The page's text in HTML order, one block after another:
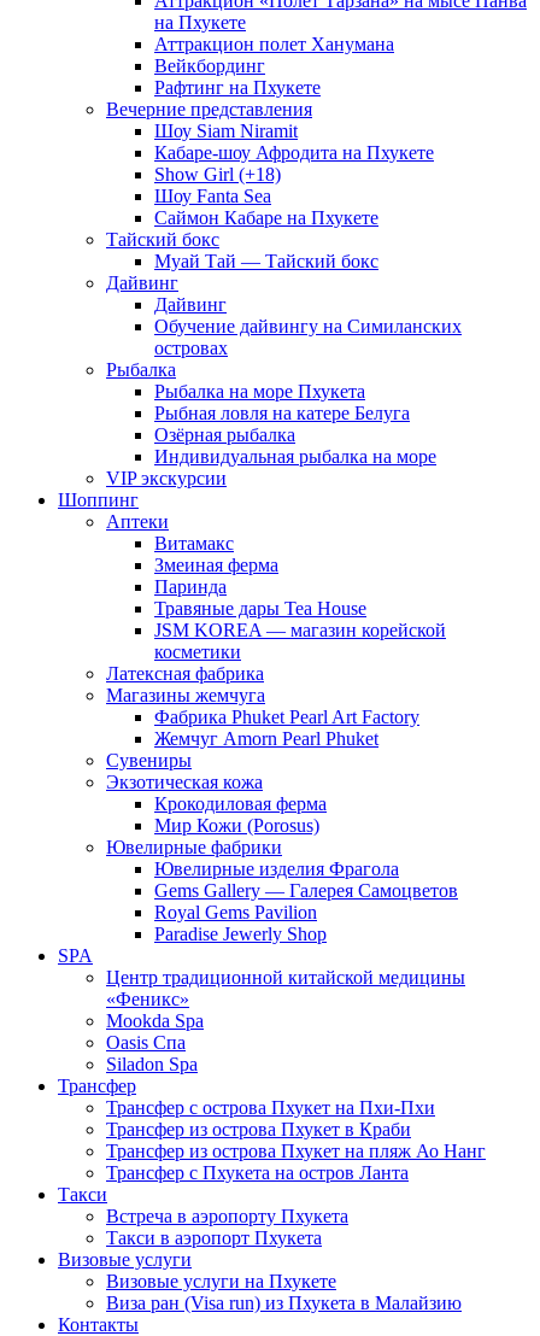
на Пхукете
Аттракцион полет Ханумана
Вейкбординг
Рафтинг на Пхукете
Вечерние представления
Шоу Siam Niramit
Кабаре-шоу Афродита на Пхукете
Show Girl (+18)
Шоу Fanta Sea
Саймон Кабаре на Пхукете
Тайский бокс
Муай Тай — Тайский бокс
Дайвинг
Дайвинг
Обучение дайвингу на Симиланских
островах
Рыбалка
Рыбалка на море Пхукета
Рыбная ловля на катере Белуга
Озёрная рыбалка
Индивидуальная рыбалка на море
VIP экскурсии
Шоппинг
Аптеки
Витамакс
Змеиная ферма
Паринда
Травяные дары Tea House
JSM KOREA — магазин корейской
косметики
Латексная фабрика
Магазины жемчуга
Фабрика Phuket Pearl Art Factory
Жемчуг Amorn Pearl Phuket
Сувениры
Экзотическая кожа
Крокодиловая ферма
Мир Кожи (Porosus)
Ювелирные фабрики
Ювелирные изделия Фрагола
Gems Gallery — Галерея Самоцветов
Royal Gems Pavilion
Paradise Jewerly Shop
SPA
Центр традиционной китайской медицины
«Феникс»
Mookda Spa
Oasis Спа
Siladon Spa
Трансфер
Трансфер с острова Пхукет на Пхи-Пхи
Трансфер из острова Пхукет в Краби
Трансфер из острова Пхукет на пляж Ао Нанг
Трансфер с Пхукета на остров Ланта
Такси
Встреча в аэропорту Пхукета
Такси в аэропорт Пхукета
Визовые услуги
Визовые услуги на Пхукете
Виза ран (Visa run) из Пхукета в Малайзию
Контакты